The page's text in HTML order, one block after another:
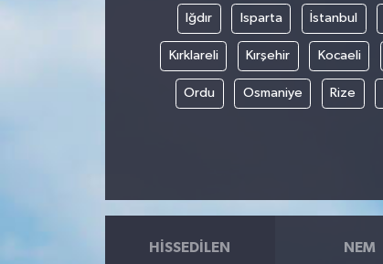
Iğdır Isparta İstanbul
Kırklareli Kırşehir Kocaeli
Ordu Osmaniye Rize
HISSEDILEN NEM